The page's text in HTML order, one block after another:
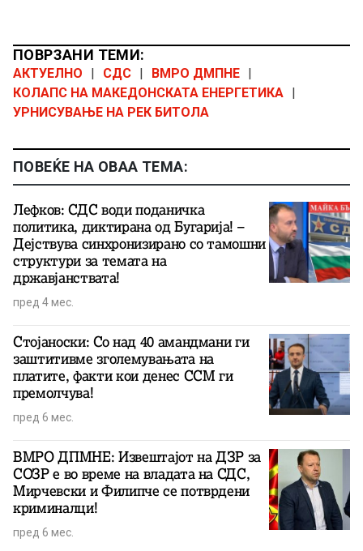
ПОВРЗАНИ ТЕМИ:
АКТУЕЛНО | СДС | ВМРО ДМПНЕ |
КОЛАПС НА МАКЕДОНСКАТА ЕНЕРГЕТИКА |
УРНИСУВАЊЕ НА РЕК БИТОЛА
ПОВЕЌЕ НА ОВАА ТЕМА:
Лефков: СДС води поданичка
политика, диктирана од Бугарија! –
Дејствува синхронизирано со тамошни
структури за темата на
државјанствата!
пред 4 мес.
Стојаноски: Со над 40 амандмани ги
заштитивме зголемувањата на
платите, факти кои денес ССМ ги
премолчува!
пред 6 мес.
ВМРО ДПМНЕ: Извештајот на ДЗР за
СОЗР е во време на владата на СДС,
Мирчевски и Филипче се потврдени
криминалци!
пред 6 мес.